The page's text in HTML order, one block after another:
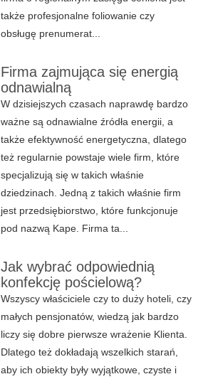
także profesjonalne foliowanie czy
obsługę prenumerat...
Firma zajmująca się energią
odnawialną
W dzisiejszych czasach naprawdę bardzo
ważne są odnawialne źródła energii, a
także efektywność energetyczna, dlatego
też regularnie powstaje wiele firm, które
specjalizują się w takich właśnie
dziedzinach. Jedną z takich właśnie firm
jest przedsiębiorstwo, które funkcjonuje
pod nazwą Kape. Firma ta...
Jak wybrać odpowiednią
konfekcję pościelową?
Wszyscy właściciele czy to duży hoteli, czy
małych pensjonatów, wiedzą jak bardzo
liczy się dobre pierwsze wrażenie Klienta.
Dlatego też dokładają wszelkich starań,
aby ich obiekty były wyjątkowe, czyste i